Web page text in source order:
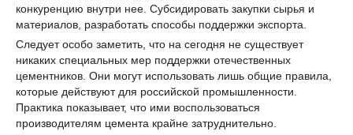
конкуренцию внутри нее. Субсидировать закупки сырья и
материалов, разработать способы поддержки экспорта.
Следует особо заметить, что на сегодня не существует
никаких специальных мер поддержки отечественных
цементников. Они могут использовать лишь общие правила,
которые действуют для российской промышленности.
Практика показывает, что ими воспользоваться
производителям цемента крайне затруднительно.